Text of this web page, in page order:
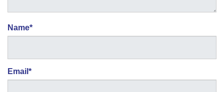
Name*
Email *